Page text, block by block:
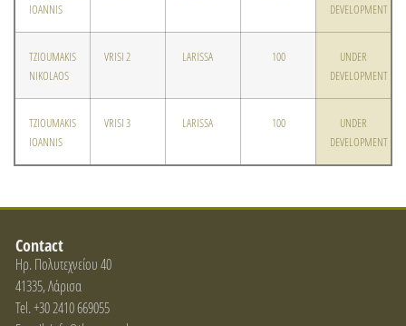
IOANNIS
DEVELOPMENT
TZIOUMAKIS
NIKOLAOS
VRISI 2 LARISSA 100
UNDER
DEVELOPMENT
TZIOUMAKIS
IOANNIS
VRISI 3 LARISSA 100
UNDER
DEVELOPMENT
Contact
Ηρ. Πολυτεχνείου 40
41335, Λάρισα
Tel. +30 2410 669055